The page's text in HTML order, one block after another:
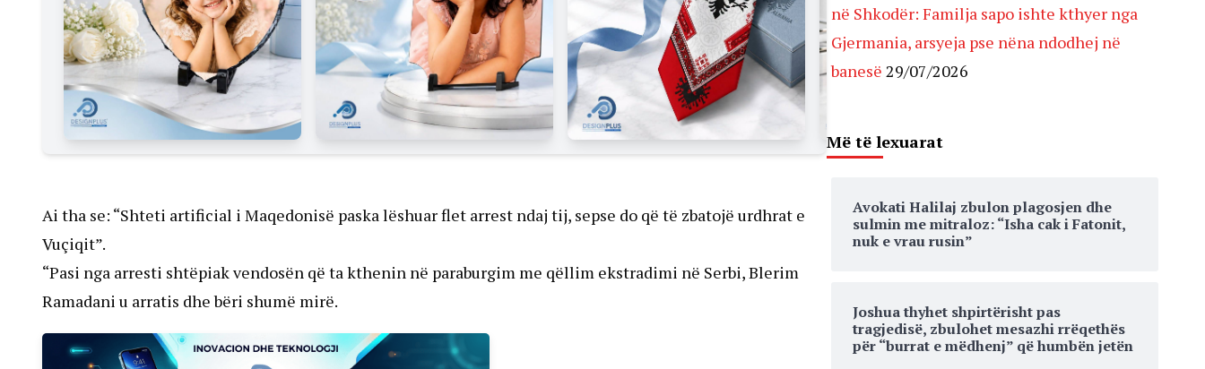
Ai tha se: “Shteti artificial i Maqedonisë paska lëshuar flet arrest ndaj tij, sepse do që të zbatojë urdhrat e
Vuçiqit”.
“Pasi nga arresti shtëpiak vendosën që ta kthenin në paraburgim me qëllim ekstradimi në Serbi, Blerim
Ramadani u arratis dhe bëri shumë mirë.
në Shkodër: Familja sapo ishte kthyer nga
Gjermania, arsyeja pse nëna ndodhej në
banesë 29/07/2026
Më të lexuarat
Avokati Halilaj zbulon plagosjen dhe
sulmin me mitraloz: “Isha cak i Fatonit,
nuk e vrau rusin”
Joshua thyhet shpirtërisht pas
tragjedisë, zbulohet mesazhi rrëqethës
për “burrat e mëdhenj” që humbën jetën